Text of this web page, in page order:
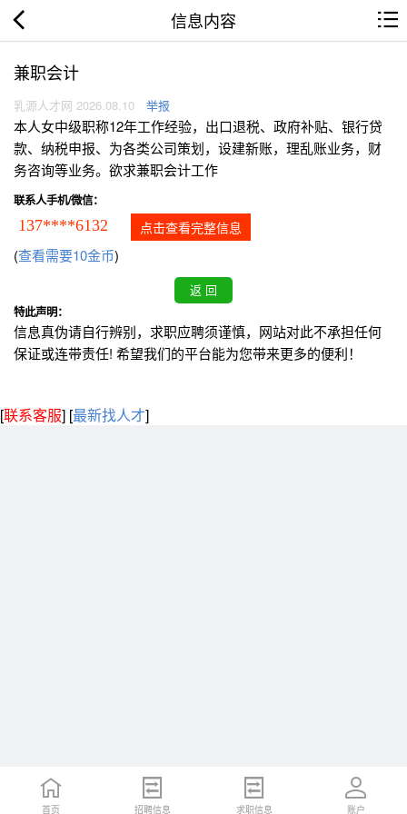
信息内容
兼职会计
乳源人才网 2026.08.10 举报
本人女中级职称12年工作经验，出口退税、政府补贴、银行贷
款、纳税申报、为各类公司策划，设建新账，理乱账业务，财
务咨询等业务。欲求兼职会计工作
联系人手机/微信：
137****6132 点击查看完整信息
(查看需要10金币)
特此声明：
信息真伪请自行辨别，求职应聘须谨慎，网站对此不承担任何
保证或连带责任! 希望我们的平台能为您带来更多的便利！
[联系客服] [最新找人才]
首页 招聘信息 求职信息 账户